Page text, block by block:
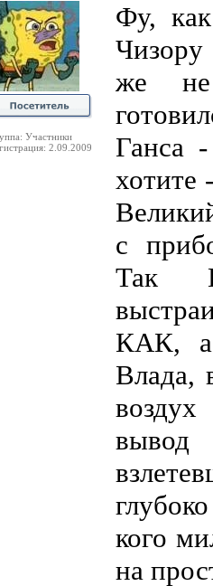
Участники
2.09.2009
Фу,
же не
Ганса
хотите
с
Так
КАК, а
Влада,
кого
на